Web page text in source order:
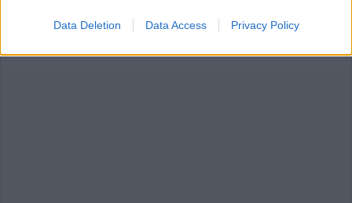
Data Deletion Data Access Privacy Policy